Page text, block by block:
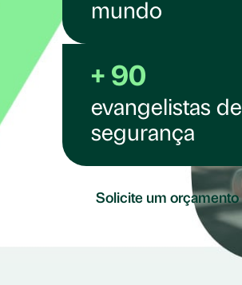
mundo
+ 90
evangelistas de
segurança
Solicite um orçamento